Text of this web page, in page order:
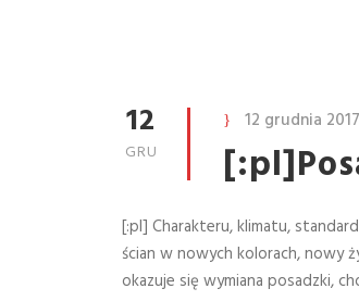
12
GRU
12 grudnia 2017
[:pl] Charakteru, klimatu,
ścian w nowych kolorach, nowy
okazuje się wymiana posadzki,